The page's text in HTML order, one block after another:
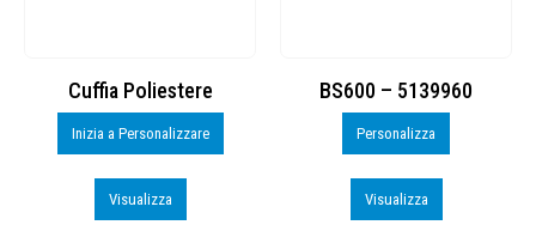
Cuffia Poliestere
Inizia a Personalizzare
Visualizza
BS600 – 5139960
Personalizza
Visualizza